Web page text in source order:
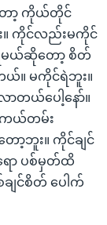
တော့ ကိုယ်တိုင်
။ ကိုင်လည်းမကိုင်
ရမယ်ဆိုတော့ စိတ်
ယ်။ မကိုင်ရဲဘူး။
တယ်ပေါ့နော်။
ကယ်တမ်း
ာ့ဘူး။ ကိုင်ချင်
ော ပစ်မှတ်ထိ
ျင်စိတ် ပေါက်